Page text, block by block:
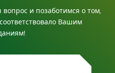
и позаботимся о том,
Вашим